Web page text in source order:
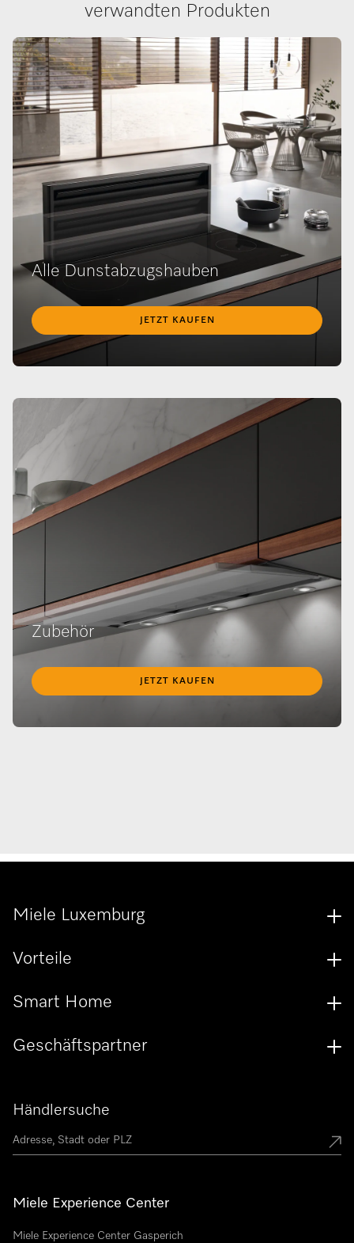
verwandten Produkten
Alle Dunstabzugshauben
JETZT KAUFEN
Zubehör
JETZT KAUFEN
Händlersuche
Miele Experience Center
Miele Experience Center Gasperich
Miele Luxemburg
Vorteile
Smart Home
Geschäftspartner